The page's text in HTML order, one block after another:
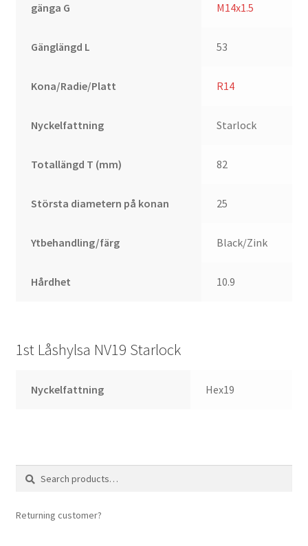
gänga G M14x1.5
Gänglängd L 53
Kona/Radie/Platt R14
Nyckelfattning Starlock
Totallängd T (mm) 82
Största diametern på konan 25
Ytbehandling/färg Black/Zink
Hårdhet 10.9
1st Låshylsa NV19 Starlock
Nyckelfattning Hex19
Search
Search
Returning customer?